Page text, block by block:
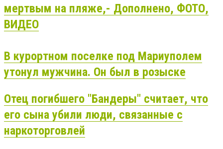
мертвым на пляже,- Дополнено, ФОТО,
ВИДЕО
В курортном поселке под Мариуполем
утонул мужчина. Он был в розыске
Отец погибшего "Бандеры" считает, что
его сына убили люди, связанные с
наркоторговлей